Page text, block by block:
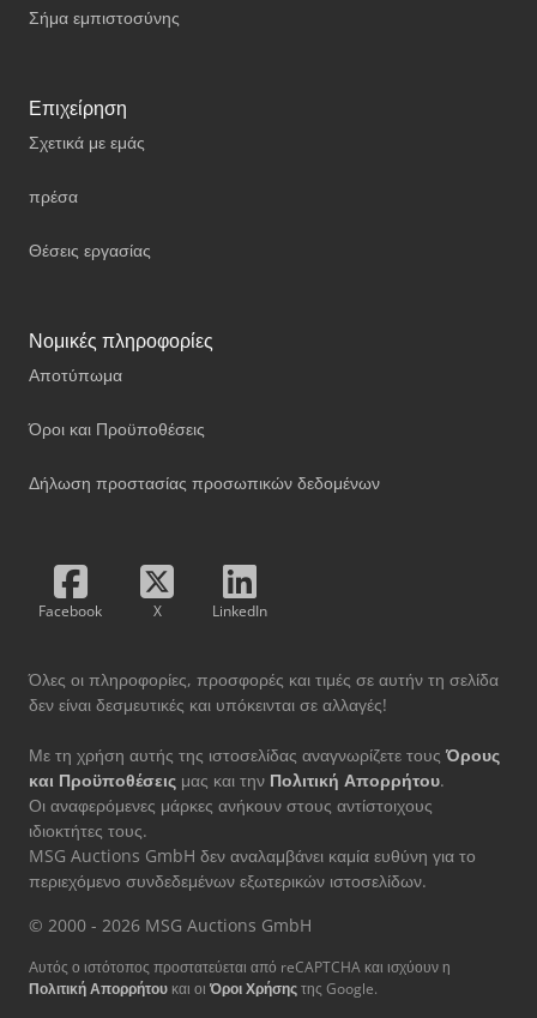
Σήμα εμπιστοσύνης
Επιχείρηση
Σχετικά με εμάς
πρέσα
Θέσεις εργασίας
Νομικές πληροφορίες
Αποτύπωμα
Όροι και Προϋποθέσεις
Δήλωση προστασίας προσωπικών δεδομένων
Facebook X LinkedIn
Όλες οι πληροφορίες, προσφορές και τιμές σε αυτήν τη σελίδα
δεν είναι δεσμευτικές και υπόκεινται σε αλλαγές!
Με τη χρήση αυτής της ιστοσελίδας αναγνωρίζετε τους Όρους
και Προϋποθέσεις μας και την Πολιτική Απορρήτου.
Οι αναφερόμενες μάρκες ανήκουν στους αντίστοιχους
ιδιοκτήτες τους.
MSG Auctions GmbH δεν αναλαμβάνει καμία ευθύνη για το
περιεχόμενο συνδεδεμένων εξωτερικών ιστοσελίδων.
© 2000 - 2026 MSG Auctions GmbH
Αυτός ο ιστότοπος προστατεύεται από reCAPTCHA και ισχύουν η
Πολιτική Απορρήτου και οι Όροι Χρήσηςτης Google.